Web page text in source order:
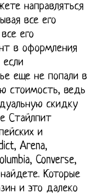
направляться
все его
его
в оформления
еще не попали в
стоимость, ведь
скидку
Стайлпит
и
Arena,
Converse,
Которые
и это далеко